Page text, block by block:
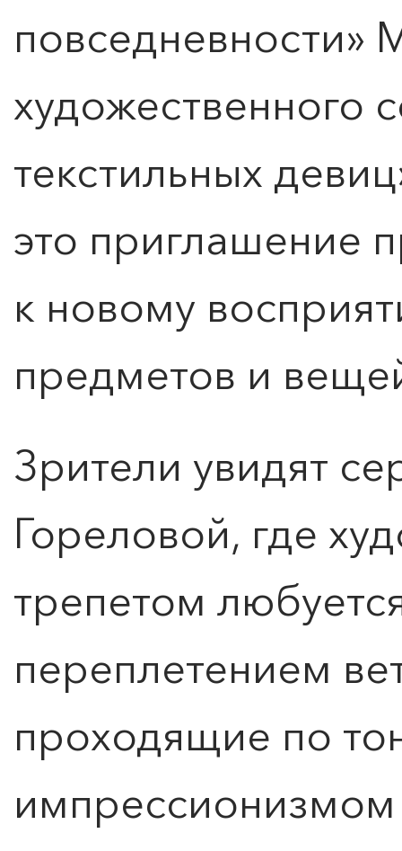
повседневности»
художественного
текстильных
это приглашение
к новому
предметов и
Зрители увидят
Гореловой, где
трепетом
переплетением
проходящие по